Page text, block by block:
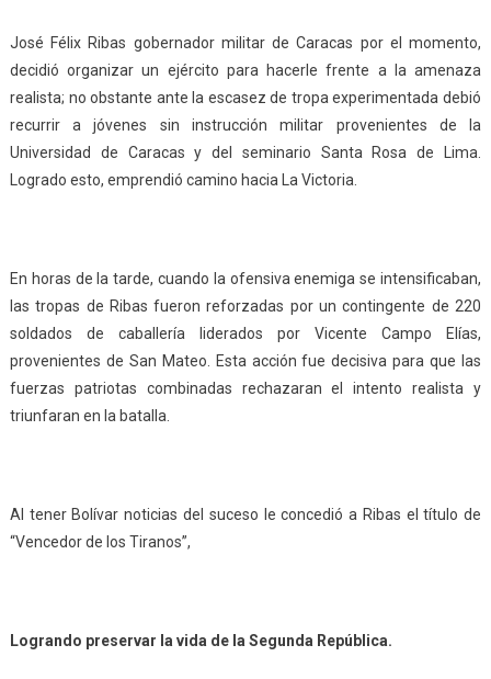
José Félix Ribas gobernador militar de Caracas por el momento,
decidió organizar un ejército para hacerle frente a la amenaza
realista; no obstante ante la escasez de tropa experimentada debió
recurrir a jóvenes sin instrucción militar provenientes de la
Universidad de Caracas y del seminario Santa Rosa de Lima.
Logrado esto, emprendió camino hacia La Victoria.
En horas de la tarde, cuando la ofensiva enemiga se intensificaban,
las tropas de Ribas fueron reforzadas por un contingente de 220
soldados de caballería liderados por Vicente Campo Elías,
provenientes de San Mateo. Esta acción fue decisiva para que las
fuerzas patriotas combinadas rechazaran el intento realista y
triunfaran en la batalla.
Al tener Bolívar noticias del suceso le concedió a Ribas el título de
“Vencedor de los Tiranos”,
Logrando preservar la vida de la Segunda República.